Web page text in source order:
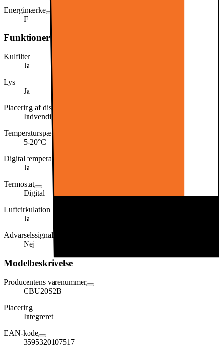
Energimærke
F
Funktioner
Kulfilter
Ja
Lys
Ja
Placering af display
Indvendig
Temperaturspændvidde
5-20°C
Digital temperaturvisning
Ja
Termostat
Digital
Luftcirkulation
Ja
Advarselssignal/Funktionsfejl
Nej
Modelbeskrivelse
Producentens varenummer
CBU20S2B
Placering
Integreret
EAN-kode
3595320107517